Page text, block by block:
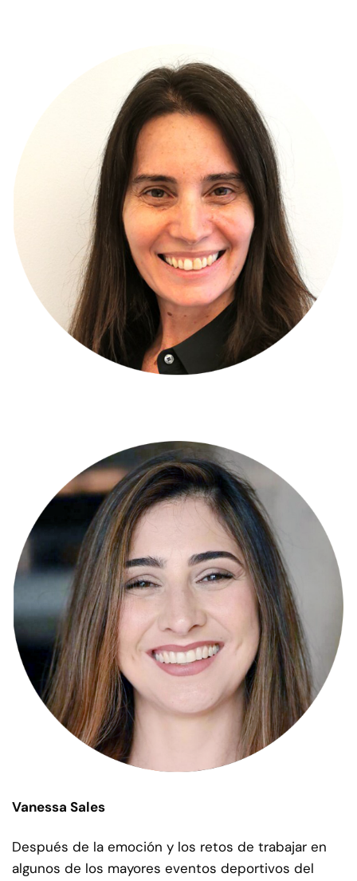
Vanessa Sales
Después de la emoción y los retos de trabajar en
algunos de los mayores eventos deportivos del